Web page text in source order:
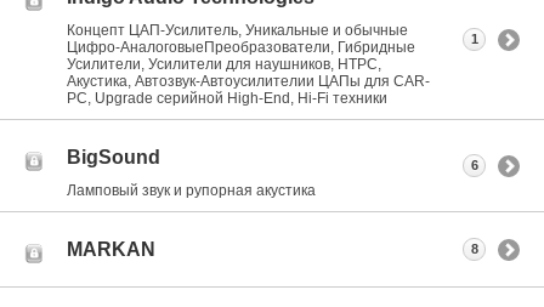
Концепт ЦАП-Усилитель, Уникальные и обычные
Цифро-АналоговыеПреобразователи, Гибридные
Усилители, Усилители для наушников, HTPC,
Акустика, Автозвук-Автоусилителии ЦАПы для CAR-
PC, Upgrade серийной High-End, Hi-Fi техники
1
BigSound
Ламповый звук и рупорная акустика
6
MARKAN 8